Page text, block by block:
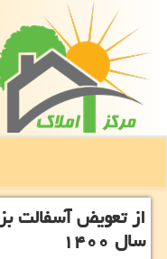
سال ۱۴۰۰